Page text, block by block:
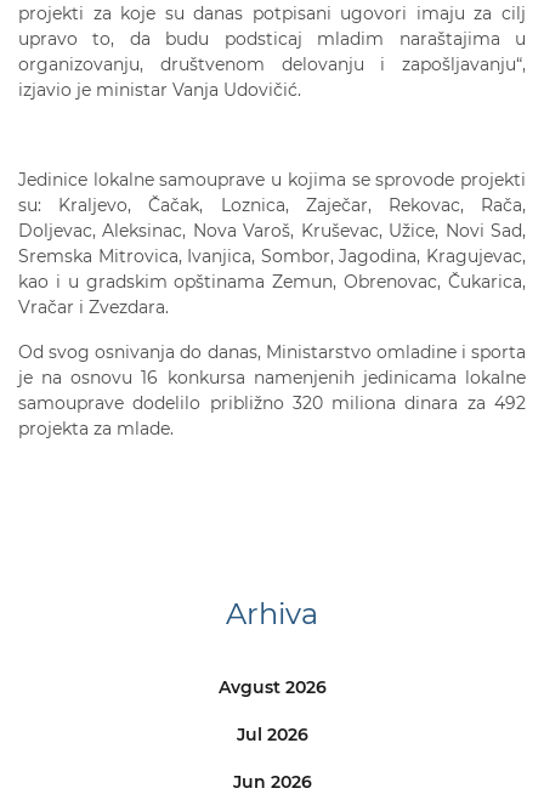
projekti za koje su danas potpisani ugovori imaju za cilj
upravo to, da budu podsticaj mladim naraštajima u
organizovanju, društvenom delovanju i zapošljavanju“,
izjavio je ministar Vanja Udovičić.
Jedinice lokalne samouprave u kojima se sprovode projekti
su: Kraljevo, Čačak, Loznica, Zaječar, Rekovac, Rača,
Doljevac, Aleksinac, Nova Varoš, Kruševac, Užice, Novi Sad,
Sremska Mitrovica, Ivanjica, Sombor, Jagodina, Kragujevac,
kao i u gradskim opštinama Zemun, Obrenovac, Čukarica,
Vračar i Zvezdara.
Od svog osnivanja do danas, Ministarstvo omladine i sporta
je na osnovu 16 konkursa namenjenih jedinicama lokalne
samouprave dodelilo približno 320 miliona dinara za 492
projekta za mlade.
Arhiva
Avgust 2026
Jul 2026
Jun 2026